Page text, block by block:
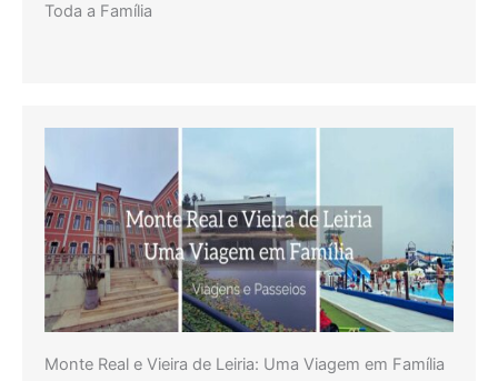
Toda a Família
Monte Real e Vieira de Leiria: Uma Viagem em Família